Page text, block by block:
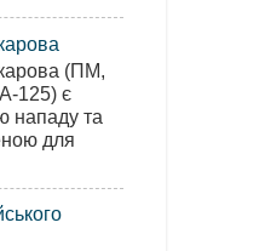
(ПМ,
125) є
нападу та
для